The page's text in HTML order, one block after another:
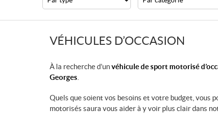
VÉHICULES D’OCCASION
À la recherche d’unvéhicule de sport motorisé
Georges
Quels que soient vos besoins et votre budget, vous
motorisés saura vous aider à y voir plus clair dans